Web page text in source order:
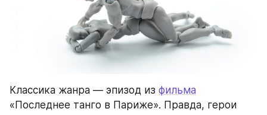
Классика жанра — эпизод из фильма
«Последнее танго в Париже». Правда, герои